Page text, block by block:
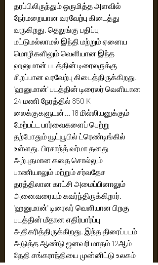
தரப்பிலிருந்தும் ஒருமித்த அளவில்
நேர்மறையான வரவேற்பு கிடைத்து
வருகிறது. தெலுங்கு பதிப்பு
மட்டுமல்லாமல் இந்தி மற்றும் ஏனைய
மொழிகளிலும் வெளியான இந்த
ஹனுமான் படத்தின் டிரைலருக்கு
சிறப்பான வரவேற்பு கிடைத்திருக்கிறது.
'ஹனுமான்' படத்தின் டிரைலர் வெளியான
24 மணி நேரத்தில் 850 K
லைக்குகளுடன்... 18 மில்லியனுக்கும்
மேற்பட்ட பார்வைகளைப் பெற்று
தற்போதும் யூட்யூபில் ட்ரெண்டிங்கில்
உள்ளது. பிரசாந்த் வர்மா தனது
அற்புதமான கதை சொல்லும்
பாணியாலும் மற்றும் சர்வதேச
தரத்திலான காட்சி அமைப்பினாலும்
அனைவரையும் கவர்ந்திருக்கிறார்.
'ஹனுமான்' டிரைலர் வெளியான பிறகு
படத்தின் மீதான எதிர்பார்ப்பு
அதிகரித்திருக்கிறது. இந்த திரைப்படம்
அடுத்த ஆண்டு ஜனவரி மாதம் 12ஆம்
தேதி சங்கராந்தியை முன்னிட்டு உலகம்